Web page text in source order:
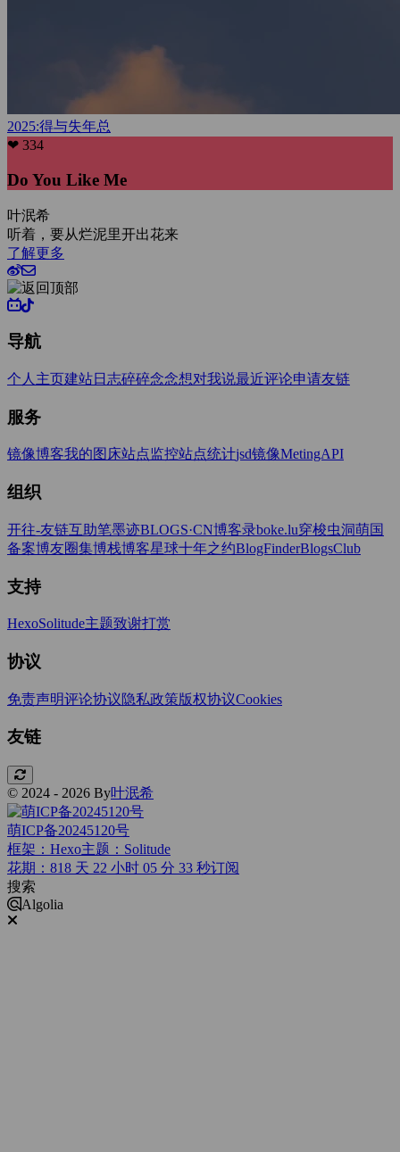
2025:得与失年总
❤ 334
Do You Like Me
叶泯希
听着，要从烂泥里开出花来
了解更多
导航
个人主页建站日志碎碎念念想对我说最近评论申请友链
服务
镜像博客我的图床站点监控站点统计jsd镜像MetingAPI
组织
开往-友链互助笔墨迹BLOGS·CN博客录boke.lu穿梭虫洞萌国
备案博友圈集博栈博客星球十年之约BlogFinderBlogsClub
支持
HexoSolitude主题致谢打赏
协议
免责声明评论协议隐私政策版权协议Cookies
友链
© 2024 - 2026 By叶泯希
萌ICP备20245120号
框架：Hexo主题：Solitude
花期：818 天 22 小时 05 分 34 秒订阅
搜索
Algolia